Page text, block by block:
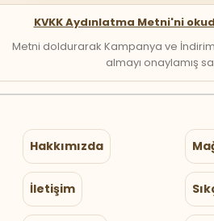
KVKK Aydınlatma Metni'ni
Metni doldurarak Kampanya ve
almayı onaylamış
Hakkımızda
İletişim